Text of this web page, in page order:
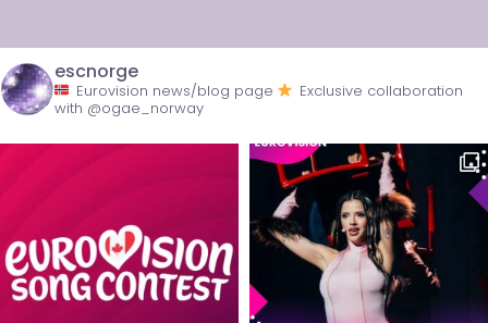
escnorge
Eurovision news/blog page
Exclusive collaboration
with @ogae_norway